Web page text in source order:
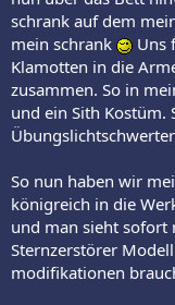
schrank auf dem
mein schrank
Uns
Klamotten in die
zusammen. So in
und ein Sith Kostüm.
So nun haben wir
königreich in die
und man sieht sofort
Sternzerstörer
modifikationen